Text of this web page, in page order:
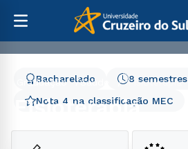
Graduação Saúde Fisioterapia
Fisioterapia
Nota 4 na classificação MEC
8 semestres
Bacharelado